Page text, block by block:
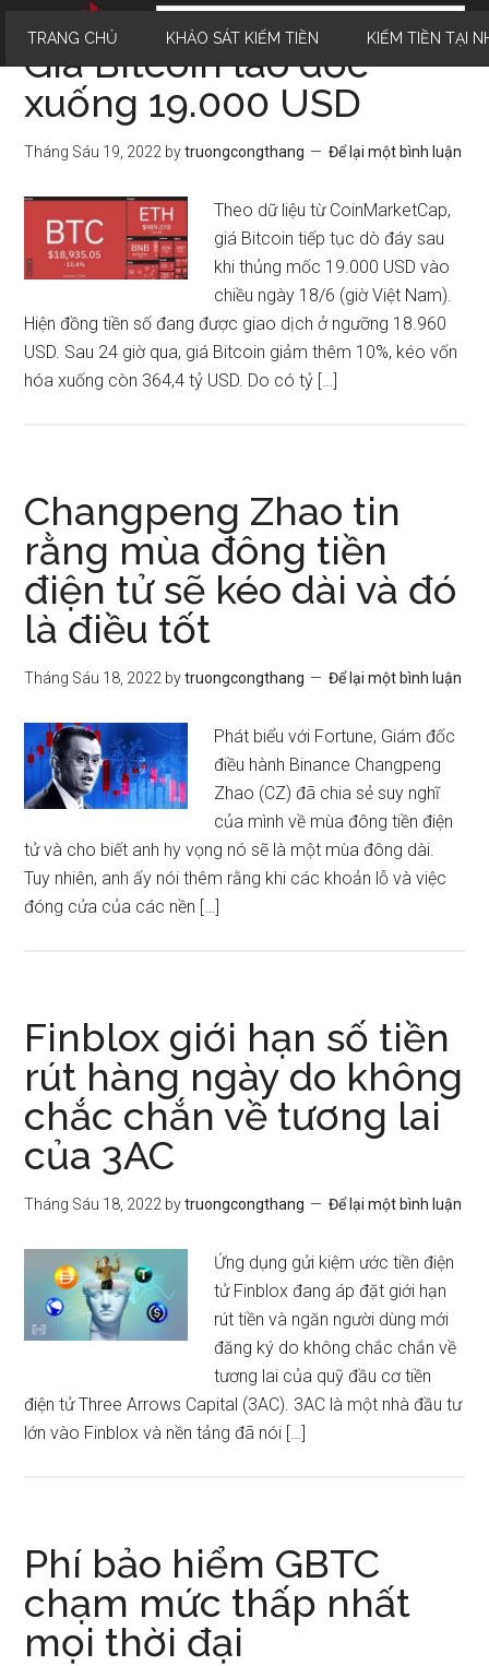
TRANG CHỦ KHẢO SÁT KIẾM TIỀN KIẾM TIỀN TẠI
Giá Bitcoin lao dốc
xuống 19.000 USD
Tháng Sáu 19, 2022 bytruongcongthang Để lại một bình luận
Theo dữ liệu từ CoinMarketCap,
giá Bitcoin tiếp tục dò đáy sau
khi thủng mốc 19.000 USD vào
chiều ngày 18/6 (giờ Việt Nam).
Hiện đồng tiền số đang được giao dịch ở ngưỡng 18.960
USD. Sau 24 giờ qua, giá Bitcoin giảm thêm 10%, kéo vốn
hóa xuống còn 364,4 tỷ USD. Do có tỷ […]
Changpeng Zhao tin
rằng mùa đông tiền
điện tử sẽ kéo dài và đó
là điều tốt
Tháng Sáu 18, 2022 bytruongcongthang Để lại một bình luận
Phát biểu với Fortune, Giám đốc
điều hành Binance Changpeng
Zhao (CZ) đã chia sẻ suy nghĩ
của mình về mùa đông tiền điện
tử và cho biết anh hy vọng nó sẽ là một mùa đông dài.
Tuy nhiên, anh ấy nói thêm rằng khi các khoản lỗ và việc
đóng cửa của các nền […]
Finblox giới hạn số tiền
rút hàng ngày do không
chắc chắn về tương lai
của 3AC
Tháng Sáu 18, 2022 bytruongcongthang Để lại một bình luận
Ứng dụng gửi kiệm ước tiền điện
tử Finblox đang áp đặt giới hạn
rút tiền và ngăn người dùng mới
đăng ký do không chắc chắn về
tương lai của quỹ đầu cơ tiền
điện tử Three Arrows Capital (3AC). 3AC là một nhà đầu tư
lớn vào Finblox và nền tảng đã nói […]
Phí bảo hiểm GBTC
chạm mức thấp nhất
mọi thời đại